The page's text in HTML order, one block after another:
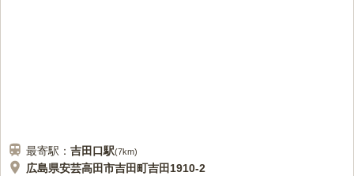
最寄駅： 吉田口駅(7km)
広島県安芸高田市吉田町吉田1910-2